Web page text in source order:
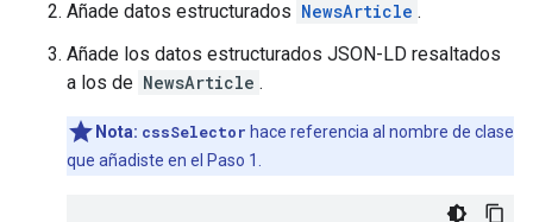
Añade datos estructurados NewsArticle .
Añade los datos estructurados JSON-LD resaltados
a los de NewsArticle .
Nota: cssSelector hace referencia al nombre de clase
que añadiste en el Paso 1.